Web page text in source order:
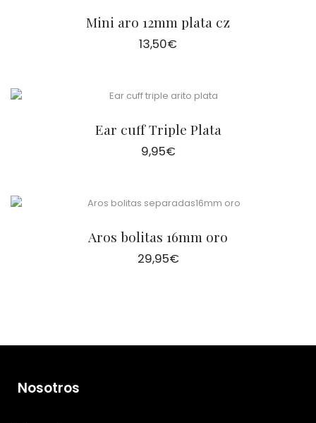
Mini aro 12mm plata cz
13,50€
Ear cuff Triple Plata
9,95€
Aros bolitas 16mm oro
29,95€
Nosotros